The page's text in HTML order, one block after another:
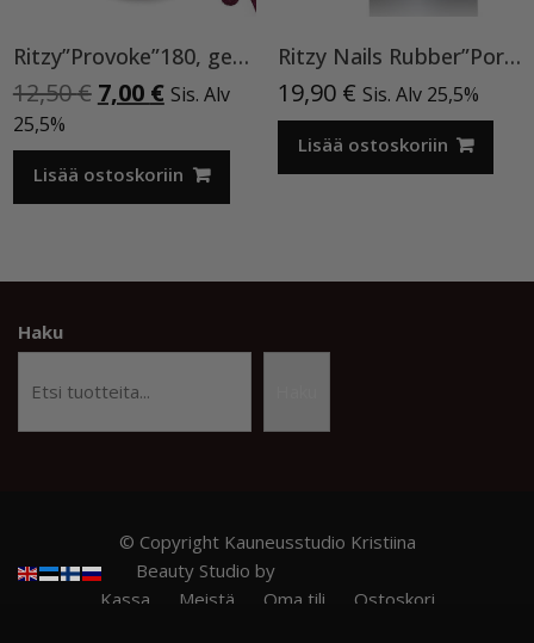
Ritzy”Provoke”180, geelilakka
12,50€ Alkuperäinen
oli:
12,50 €.
7,00 €Nykyinen
on:
7,00 €.
Sis. Alv
25,5%
Lisää ostoskoriin
Ritzy Nails Rubber”Porcelain Beige” 04,15ml
19,90 € Sis. Alv 25,5%
Lisää ostoskoriin
Haku
© Copyright Kauneusstudio Kristiina
Beauty Studio by
Kassa
Meistä Oma tili
Ostoskori